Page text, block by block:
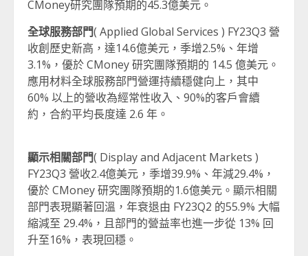
CMoney研究團隊預期的45.3億美元。
全球服務部門( Applied Global Services ) FY23Q3 營
收創歷史新高，達14.6億美元，季增2.5%、年增
3.1%，優於 CMoney 研究團隊預期的 14.5 億美元。
應用材料全球服務部門營運持續穩健向上，其中
60% 以上的營收為經常性收入、90%的客戶會續
約，合約平均長度達 2.6 年。
顯示相關部門( Display and Adjacent Markets )
FY23Q3 營收2.4億美元，季增39.9%、年減29.4%，
優於 CMoney 研究團隊預期的1.6億美元。顯示相關
部門表現顯著回溫，年衰退由 FY23Q2 的55.9% 大幅
縮減至 29.4%，且部門的營益率也進一步從 13% 回
升至16%，表現回穩。